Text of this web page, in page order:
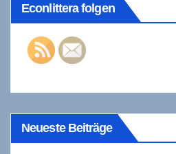
Econlittera folgen
Neueste Beiträge